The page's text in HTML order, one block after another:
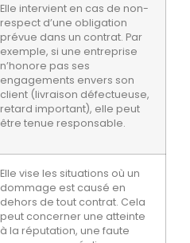
Elle intervient en cas de non-
respect d’une obligation
prévue dans un contrat. Par
exemple, si une entreprise
n’honore pas ses
engagements envers son
client (livraison défectueuse,
retard important), elle peut
être tenue responsable.
Elle vise les situations où un
dommage est causé en
dehors de tout contrat. Cela
peut concerner une atteinte
à la réputation, une faute